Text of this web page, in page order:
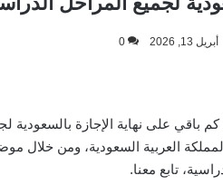
أبريل 13, 2026 0
العربية السعودية، ومن خلال